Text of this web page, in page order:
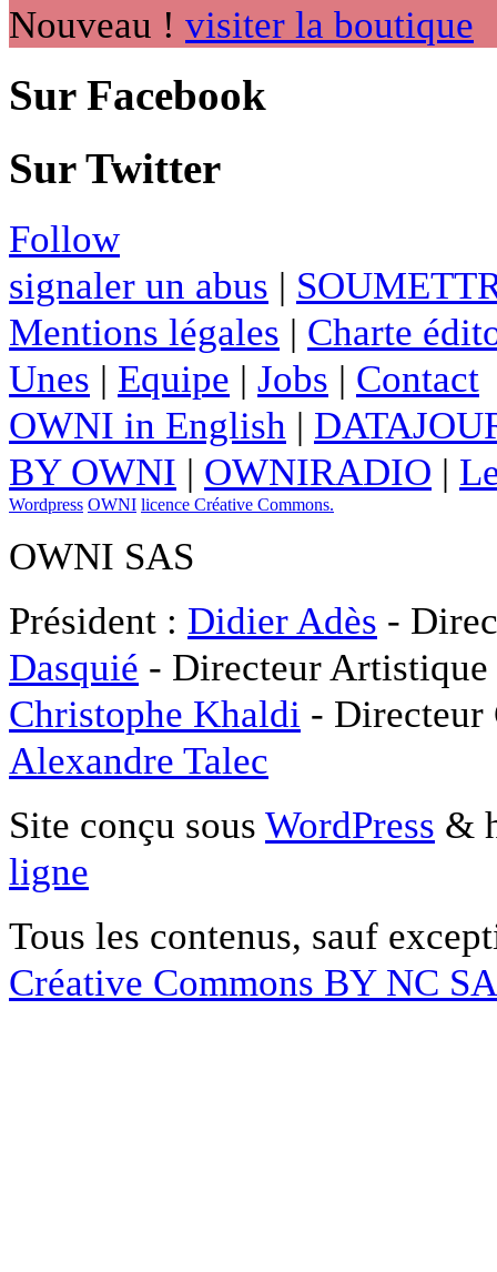
Nouveau ! visiter la boutique
Sur Facebook
Sur Twitter
Follow
signaler un abus |
Mentions légales | Charte
Unes | Equipe | Jobs | Contact
OWNI in English |
BY OWNI | OWNIRADIO |
Wordpress OWNI licence Créative Commons.
OWNI SAS
Président : Didier Adès -
Dasquié - Directeur
Christophe Khaldi -
Alexandre Talec
Site conçu sous WordPress &
ligne
Tous les contenus, sauf
Créative Commons BY NC SA